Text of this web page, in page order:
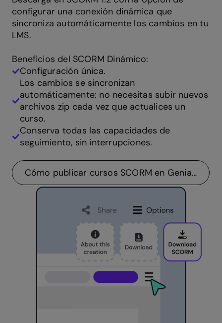
configurar una conexión dinámica que
sincroniza automáticamente los cambios en tu
LMS.
Beneficios del SCORM Dinámico:
Configuración única.
Los cambios se sincronizan
automáticamente: no necesitas subir nuevos
archivos zip cada vez que actualices un
curso.
Conserva todas las capacidades de
seguimiento, sin interrupciones.
Cómo publicar cursos SCORM en Genially